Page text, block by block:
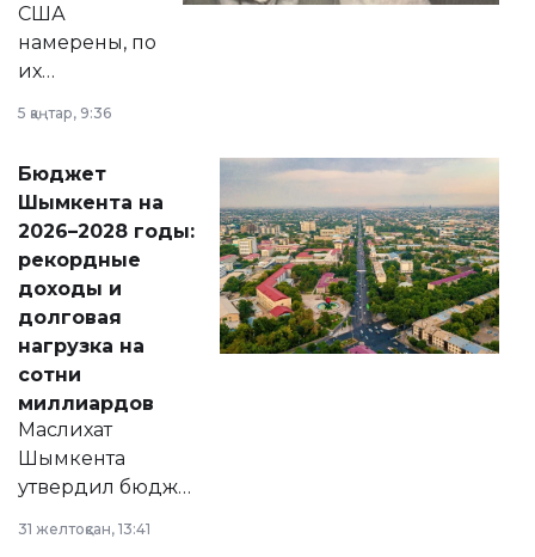
США
намерены, по
их
принести
народу
Венесуэлы.
5 қаңтар, 9:36
Бюджет
Шымкента на
2026–2028 годы:
рекордные
доходы и
долговая
нагрузка на
сотни
миллиардов
Маслихат
Шымкента
утвердил бюджет
2028 годы.
31 желтоқсан, 13:41